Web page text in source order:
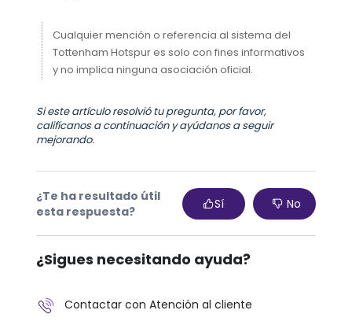
Cualquier mención o referencia al sistema del
Tottenham Hotspur es solo con fines informativos
y no implica ninguna asociación oficial.
Si este artículo resolvió tu pregunta, por favor,
califícanos a continuación y ayúdanos a seguir
mejorando.
¿Te ha resultado útil
esta respuesta?
Sí No
¿Sigues necesitando ayuda?
Contactar con Atención al cliente